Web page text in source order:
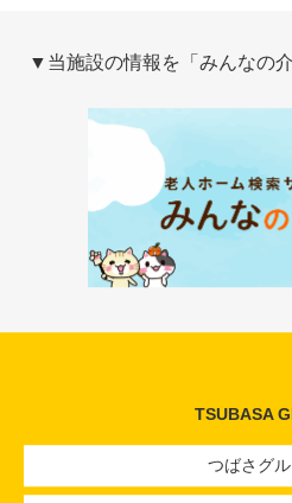
▼当施設の情報を「みんなの
TSUBASA
つばさグ